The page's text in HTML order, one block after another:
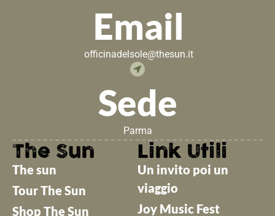
Email
officinadelsole@thesun.it
Sede
Parma
The Sun
The sun
Tour The Sun
Shop The Sun
Link Utili
Un invito poi un
viaggio
Joy Music Fest